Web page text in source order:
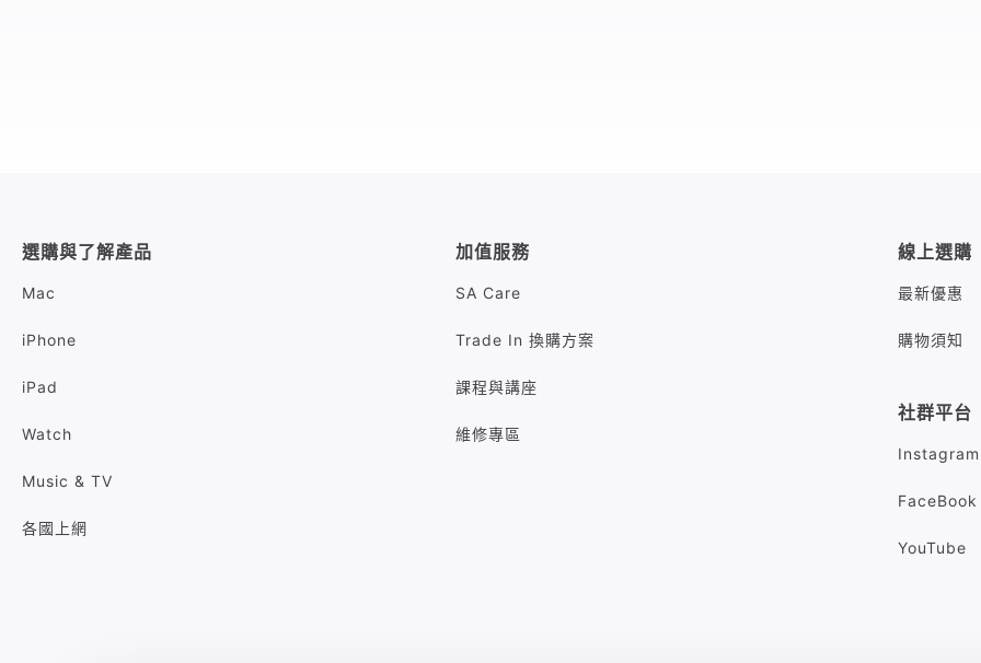
選購與了解產品
Mac
iPhone
iPad
Watch
Music & TV
各國上網
加值服務
SA Care
Trade In 換購方案
課程與講座
維修專區
線上選購
最新優惠
購物須知
社群平台
Instagram
FaceBook
YouTube